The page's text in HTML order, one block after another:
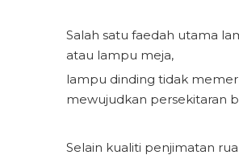
Salah satu faedah utama
atau lampu meja,
lampu dinding tidak
mewujudkan persekitaran
Selain kualiti penjimatan